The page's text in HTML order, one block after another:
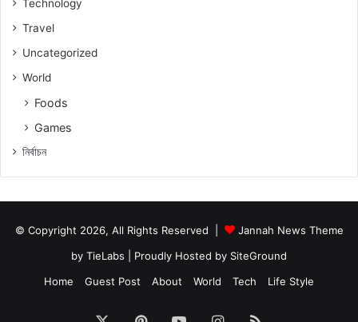
Technology
Travel
Uncategorized
World
Foods
Games
নিৰ্বাচন
© Copyright 2026, All Rights Reserved |
Jannah News Theme
by TieLabs | Proudly Hosted by SiteGround
Home
Guest Post About World Tech Life Style